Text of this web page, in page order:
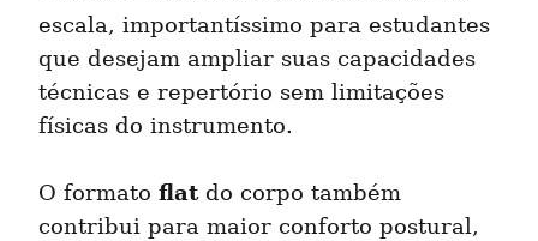
escala, importantíssimo para estudantes
que desejam ampliar suas capacidades
técnicas e repertório sem limitações
físicas do instrumento.
O formato flat do corpo também
contribui para maior conforto postural,